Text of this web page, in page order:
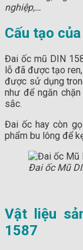
nghiệp,…
Cấu tạo
Đai ốc mũ DIN
lỗ đã được tạo
được sử dụng
như để ngăn
sắc.
Đai ốc hay còn
phẩm bu lông để
Đai ốc Mũ
Vật liệu
1587